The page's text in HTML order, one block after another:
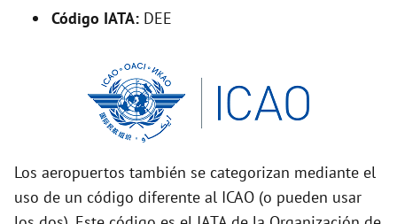
Código IATA: DEE
Los aeropuertos también se categorizan mediante el
uso de un código diferente al ICAO (o pueden usar